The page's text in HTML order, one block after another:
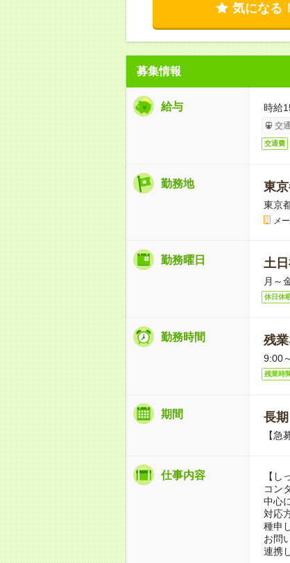
気になる！
募集情報
給与 時給
交
交通費
勤務地 東
東京
メ
勤務曜日 土
月～
休日休
勤務時間 残
9:00
残業時
期間 長期
【
仕事内容
【し
コン
中心
対応
種申
お問
連携